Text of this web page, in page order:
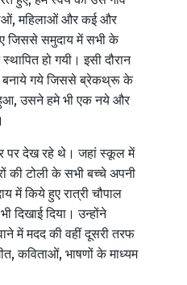
महिलाओं और कई और
जिससे समुदाय में सभी के
हो गयी। इसी दौरान
बनाये गये जिससे ब्रेकथ्रू के
हुआ, उसने हमे भी एक नये और
पर देख रहे थे। जहां स्कूल में
की टोली के सभी बच्चे अपनी
में किये हुए रात्री चौपाल
दिखाई दिया। उन्होंने
में मदद की वहीं दूसरी तरफ
कविताओं, भाषणों के माध्यम